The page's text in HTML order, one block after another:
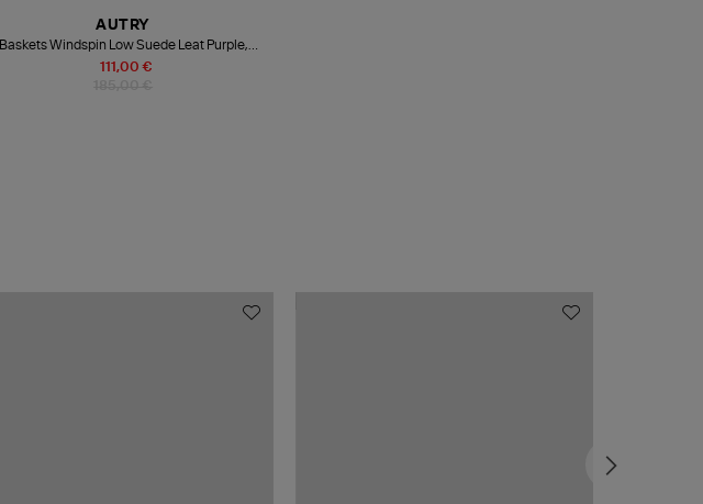
111,00 €
AUTRY
Baskets Windspin Low Suede Leat Purple,
Capsule Flash